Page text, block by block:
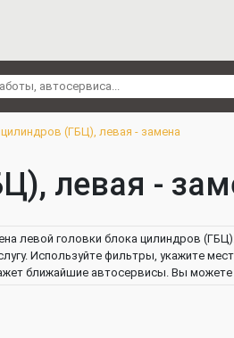
(ГБЦ), левая - замена
левая -
левой головки блока цилиндров
Используйте фильтры, укажите
ближайшие автосервисы. Вы можете